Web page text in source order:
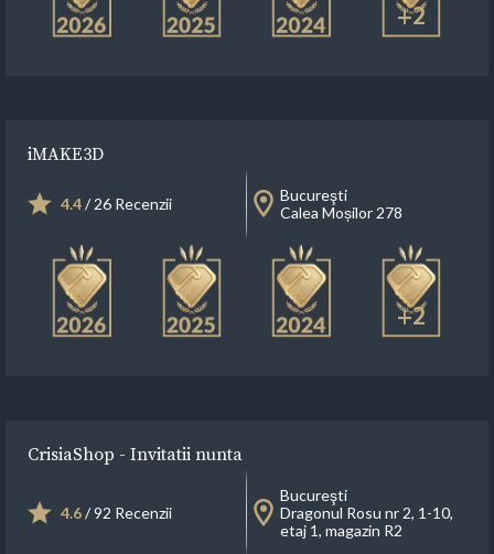
+2
iMAKE3D
4.4/ 26 Recenzii
Bucureşti
Calea Moșilor 278
+2
CrisiaShop - Invitatii nunta
4.6/ 92 Recenzii
Bucureşti
Dragonul Rosu nr 2, 1-10,
etaj 1, magazin R2